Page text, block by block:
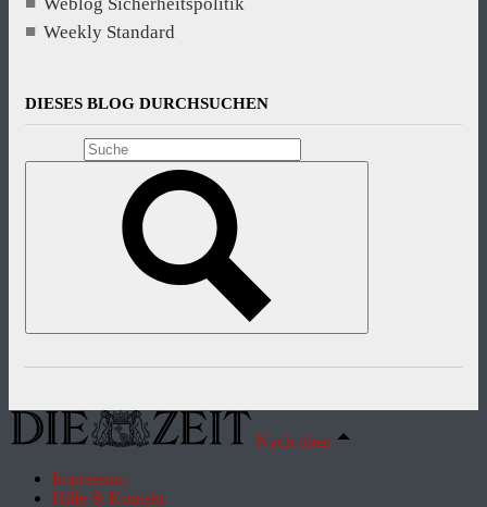
Weekly Standard
DIESES BLOG DURCHSUCHEN
Nach oben
Impressum
Hilfe & Kontakt